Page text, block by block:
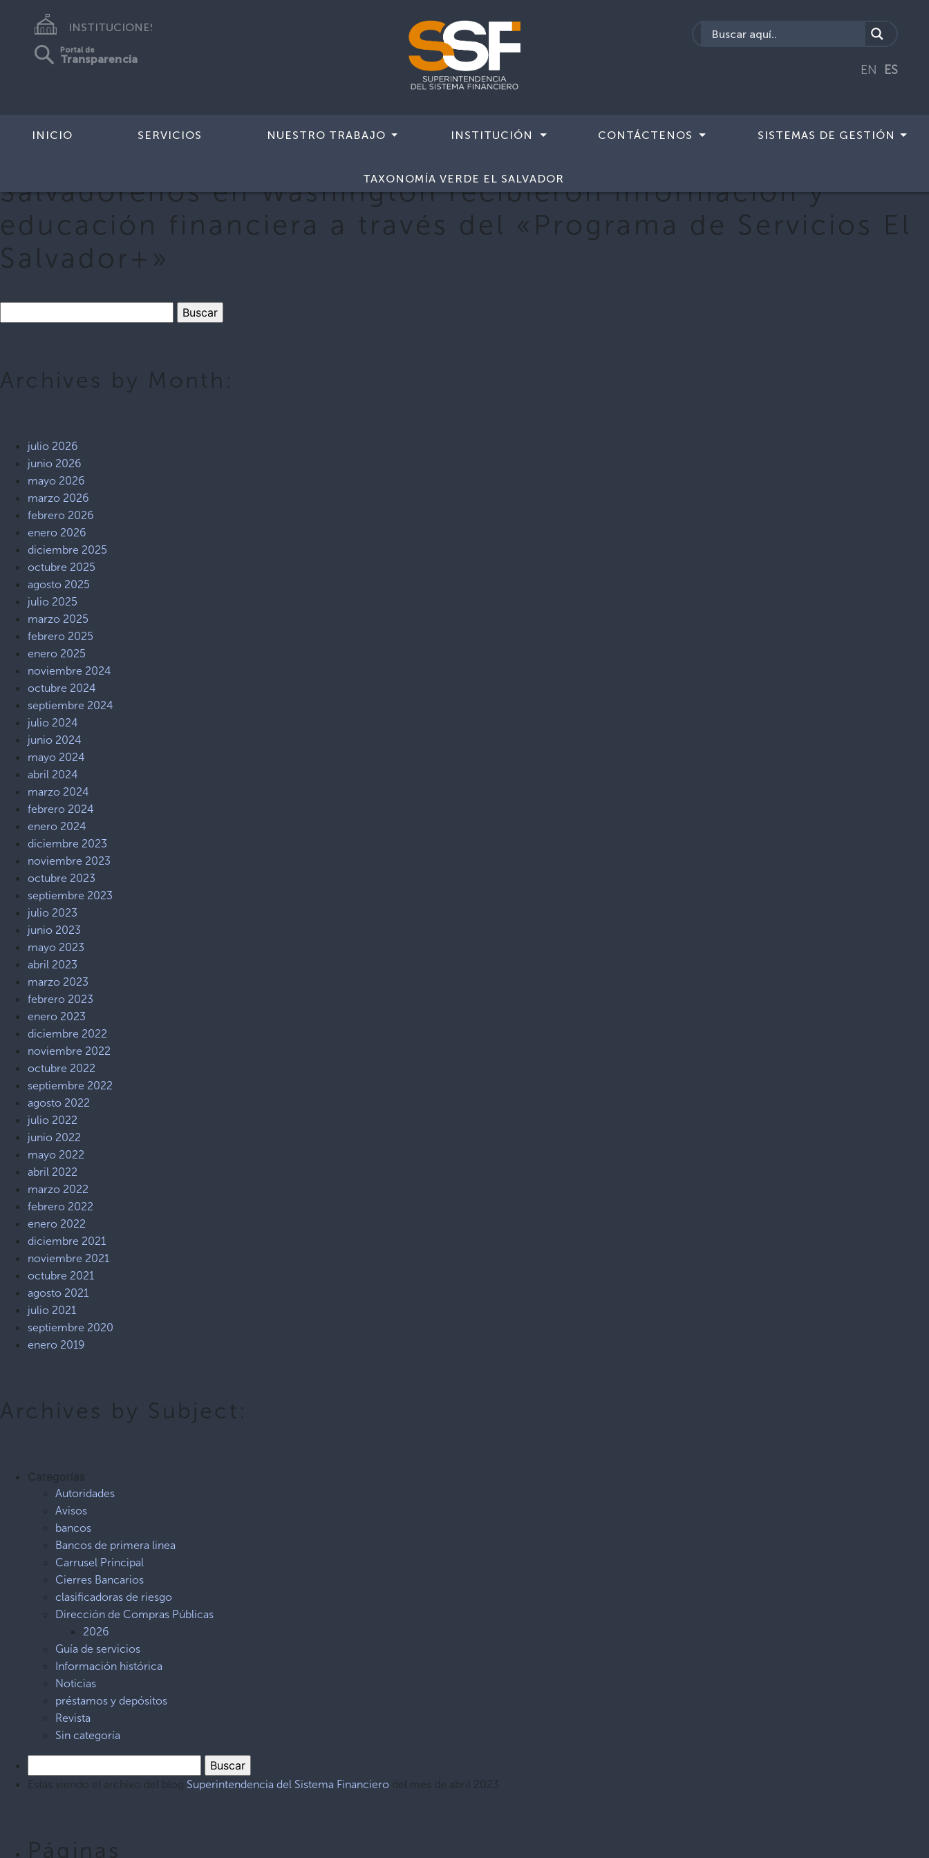
INSTITUCIONES
Portal de
Transparencia
EN ES
INICIO SERVICIOS NUESTRO TRABAJO INSTITUCIÓN CONTÁCTENOS SISTEMAS DE GESTIÓN
TAXONOMÍA VERDE EL SALVADOR
Salvadoreños en Washington recibieron información y
educación financiera a través del «Programa de Servicios El
Salvador+»
Archives by Month:
julio 2026
junio 2026
mayo 2026
marzo 2026
febrero 2026
enero 2026
diciembre 2025
octubre 2025
agosto 2025
julio 2025
marzo 2025
febrero 2025
enero 2025
noviembre 2024
octubre 2024
septiembre 2024
julio 2024
junio 2024
mayo 2024
abril 2024
marzo 2024
febrero 2024
enero 2024
diciembre 2023
noviembre 2023
octubre 2023
septiembre 2023
julio 2023
junio 2023
mayo 2023
abril 2023
marzo 2023
febrero 2023
enero 2023
diciembre 2022
noviembre 2022
octubre 2022
septiembre 2022
agosto 2022
julio 2022
junio 2022
mayo 2022
abril 2022
marzo 2022
febrero 2022
enero 2022
diciembre 2021
noviembre 2021
octubre 2021
agosto 2021
julio 2021
septiembre 2020
enero 2019
Archives by Subject:
Categorías
Autoridades
Avisos
bancos
Bancos de primera linea
Carrusel Principal
Cierres Bancarios
clasificadoras de riesgo
Dirección de Compras Públicas
2026
Guía de servicios
Información histórica
Noticias
préstamos y depósitos
Revista
Sin categoría
Estás viendo el archivo del blog Superintendencia del Sistema Financiero del mes de abril 2023.
Páginas